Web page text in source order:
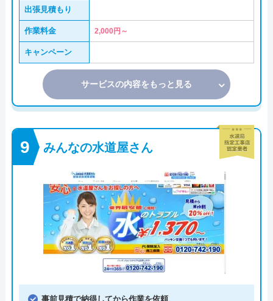
出張見積もり
作業料金 2,000円～
キャンペーン
サービスの内容をもっと見る
みんなの水道屋さん
事前見積で納得してから作業を依頼